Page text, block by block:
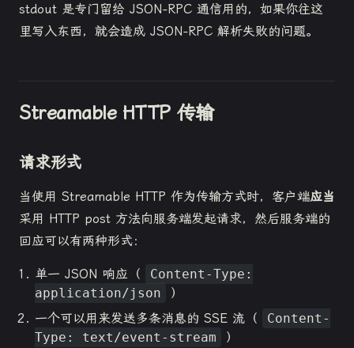
stdout 是专门留给 JSON-RPC 通信用的，如果你往这
里写入东西，就会造成 JSON-RPC 解析失败的问题。
Streamable HTTP 传输
请求形式
当使用 Streamable HTTP 作为传输方式时，客户端应当
采用 HTTP post 方法向服务端发起请求，然后服务端的
回应可以有两种形式：
单一 JSON 响应（
Content-Type:
application/json
）
一个可以用来发送多条消息的 SSE 流（
Content-
Type: text/event-stream
）